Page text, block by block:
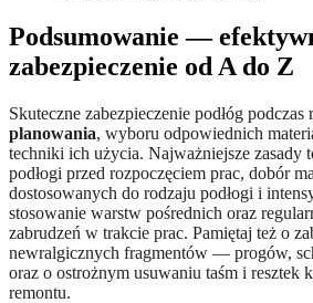
Podsumowanie —
zabezpieczenie od A do Z
Skuteczne zabezpieczenie podłóg
planowania, wyboru odpowiednich
techniki ich użycia. Najważniejsze zasady
podłogi przed rozpoczęciem prac, dobór
dostosowanych do rodzaju podłogi i
stosowanie warstw pośrednich oraz
zabrudzeń w trakcie prac. Pamiętaj też o
newralgicznych fragmentów — progów,
oraz o ostrożnym usuwaniu taśm i resztek
remontu.